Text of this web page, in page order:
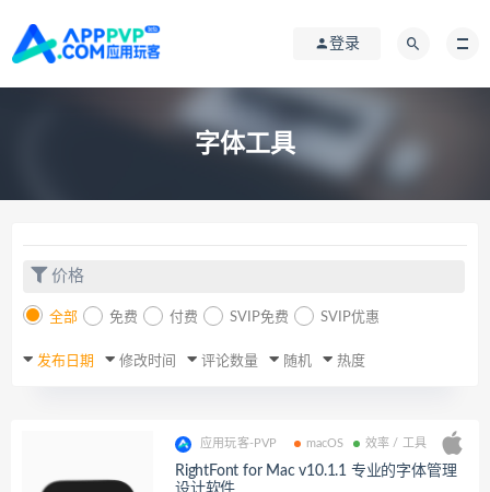
登录
字体工具
价格
全部 免费 付费 SVIP免费 SVIP优惠
发布日期 修改时间 评论数量 随机 热度
应用玩客-PVP macOS 效率 / 工具
RightFont for Mac v10.1.1 专业的字体管理
设计软件